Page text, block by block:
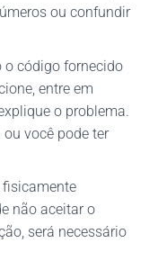
ou confundir
o código fornecido
entre em
o problema.
você pode ter
fisicamente
não aceitar o
será necessário